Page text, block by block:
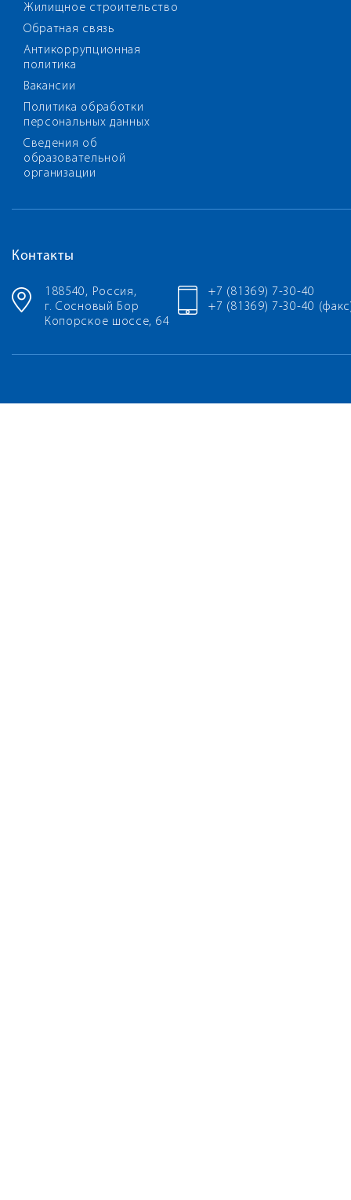
Жилищное строительство
Обратная связь
Антикоррупционная
политика
Вакансии
Политика обработки
персональных данных
Сведения об
образовательной
организации
Контакты
188540, Россия,
г. Сосновый Бор
Копорское шоссе, 64
+7 (81369) 7-30-40
+7 (81369) 7-30-40